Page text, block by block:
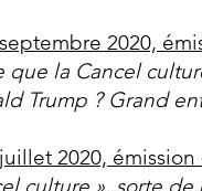
2020,
que la Cancel
Trump ? Grand
2020, émission